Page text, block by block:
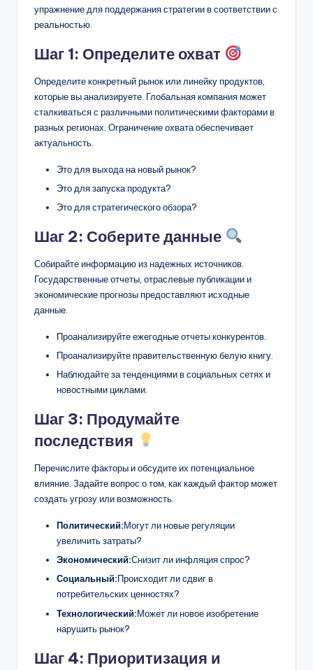
упражнение для поддержания стратегии в соответствии с
реальностью.
Шаг 1: Определите охват
Определите конкретный рынок или линейку продуктов,
которые вы анализируете. Глобальная компания может
сталкиваться с различными политическими факторами в
разных регионах. Ограничение охвата обеспечивает
актуальность.
Это для выхода на новый рынок?
Это для запуска продукта?
Это для стратегического обзора?
Шаг 2: Соберите данные
Собирайте информацию из надежных источников.
Государственные отчеты, отраслевые публикации и
экономические прогнозы предоставляют исходные
данные.
Проанализируйте ежегодные отчеты конкурентов.
Проанализируйте правительственную белую книгу.
Наблюдайте за тенденциями в социальных сетях и
новостными циклами.
Шаг 3: Продумайте
последствия
Перечислите факторы и обсудите их потенциальное
влияние. Задайте вопрос о том, как каждый фактор может
создать угрозу или возможность.
Политический:Могут ли новые регуляции
увеличить затраты?
Экономический:Снизит ли инфляция спрос?
Социальный:Происходит ли сдвиг в
потребительских ценностях?
Технологический:Может ли новое изобретение
нарушить рынок?
Шаг 4: Приоритизация и